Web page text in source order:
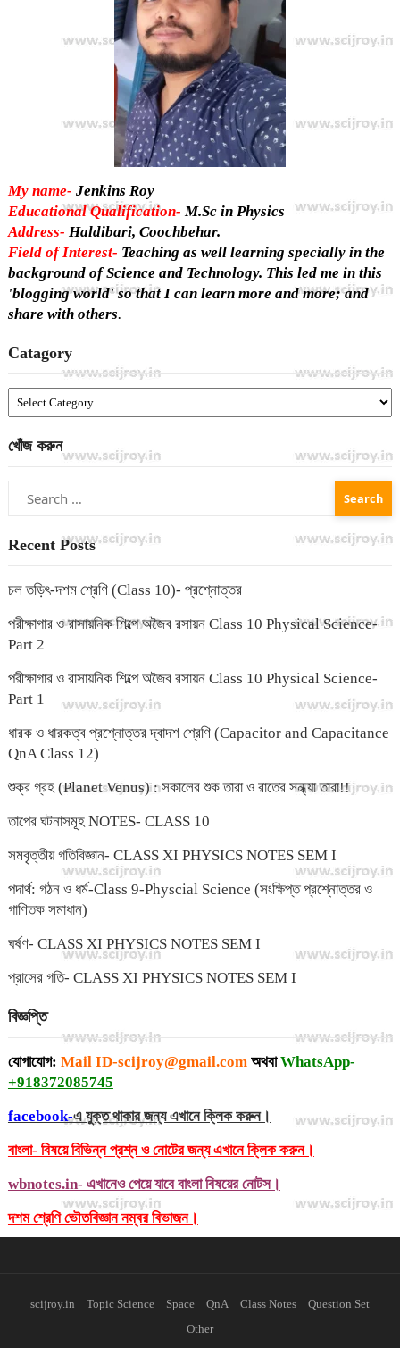
My name- Jenkins Roy
Educational Qualification- M.Sc in Physics
Address- Haldibari, Coochbehar.
Field of Interest- Teaching as well learning specially in the
background of Science and Technology. This led me in this
'blogging world' so that I can learn more and more; and
share with others.
Catagory
Catagory
খোঁজ করুন
Search
for:
Recent Posts
চল তড়িৎ-দশম শ্রেণি (Class 10)- প্রশ্নোত্তর
পরীক্ষাগার ও রাসায়নিক শিল্পে অজৈব রসায়ন Class 10 Physical Science-
Part 2
পরীক্ষাগার ও রাসায়নিক শিল্পে অজৈব রসায়ন Class 10 Physical Science-
Part 1
ধারক ও ধারকত্ব প্রশ্নোত্তর দ্বাদশ শ্রেণি (Capacitor and Capacitance
QnA Class 12)
শুক্র গ্রহ (Planet Venus) : সকালের শুক তারা ও রাতের সন্ধ্যা তারা!!
তাপের ঘটনাসমূহ NOTES- CLASS 10
সমবৃত্তীয় গতিবিজ্ঞান- CLASS XI PHYSICS NOTES SEM I
পদার্থ: গঠন ও ধর্ম-Class 9-Physcial Science (সংক্ষিপ্ত প্রশ্নোত্তর ও
গাণিতক সমাধান)
ঘর্ষণ- CLASS XI PHYSICS NOTES SEM I
প্রাসের গতি- CLASS XI PHYSICS NOTES SEM I
বিজ্ঞপ্তি
যোগাযোগ: Mail ID-scijroy@gmail.comঅথবাWhatsApp-
+918372085745
facebook-এ যুক্ত থাকার জন্য এখানে ক্লিক করুন।
বাংলা- বিষয়ে বিভিন্ন প্রশ্ন ও নোটের জন্য এখানে ক্লিক করুন।
wbnotes.in- এখানেও পেয়ে যাবে বাংলা বিষয়ের নোটস।
দশম শ্রেণি ভৌতবিজ্ঞান নম্বর বিভাজন।
scijroy.in Topic Science Space QnA Class Notes
Question Set
Other